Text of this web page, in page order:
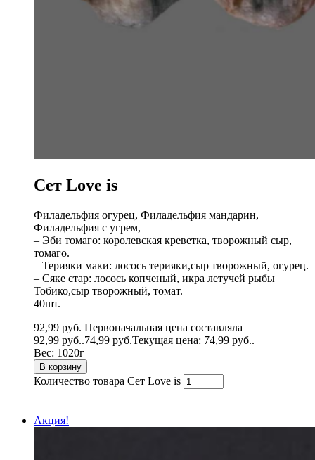
Сет Love is
Филадельфия огурец, Филадельфия мандарин,
Филадельфия с угрем,
– Эби томаго: королевская креветка, творожный сыр,
томаго.
– Терияки маки: лосось терияки,сыр творожный, огурец.
– Сяке стар: лосось копченый, икра летучей рыбы
Тобико,сыр творожный, томат.
40шт.
92,99руб. Первоначальная цена составляла
92,99 руб..74,99 руб.Текущая цена: 74,99 руб..
Вес: 1020г
В корзину
Количество товара Сет Love is
Акция!